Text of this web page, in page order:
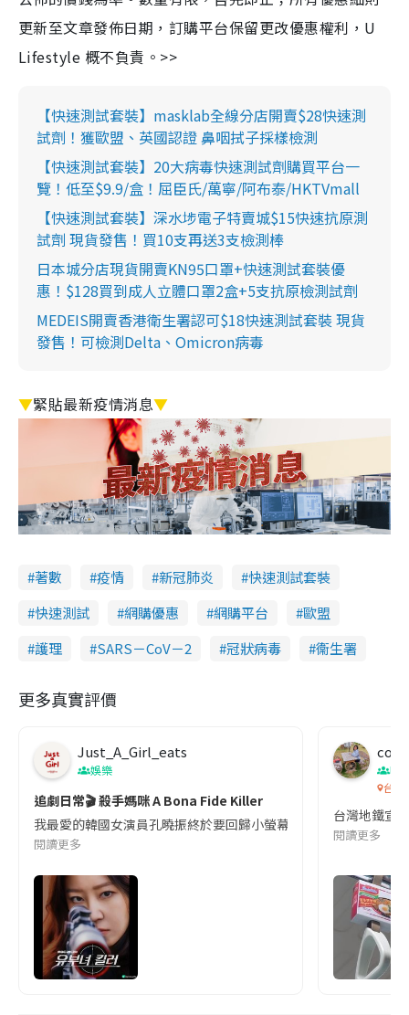
更新至文章發佈日期，訂購平台保留更改優惠權利，U
Lifestyle 概不負責。>>
【快速測試套裝】masklab全線分店開賣$28快速測
試劑！獲歐盟、英國認證 鼻咽拭子採樣檢測
【快速測試套裝】20大病毒快速測試劑購買平台一
覽！低至$9.9/盒！屈臣氏/萬寧/阿布泰/HKTVmall
【快速測試套裝】深水埗電子特賣城$15快速抗原測
試劑 現貨發售！買10支再送3支檢測棒
日本城分店現貨開賣KN95口罩+快速測試套裝優
惠！$128買到成人立體口罩2盒+5支抗原檢測試劑
MEDEIS開賣香港衛生署認可$18快速測試套裝 現貨
發售！可檢測Delta、Omicron病毒
▼緊貼最新疫情消息▼
著數 疫情 新冠肺炎
快速測試套裝
快速測試
網購優惠 網購平台
歐盟
護理
SARS－CoV－2 冠狀病毒 衞生署
更多真實評價
Just_A_Girl_eats
娛樂
追劇日常🎬 殺手媽咪 A Bona Fide Killer
我最愛的韓國女演員孔曉振終於要回歸小螢幕啦!這次的劇本改編
閱讀更多
co
吹
台灣
台灣地鐵宣
閱讀更多